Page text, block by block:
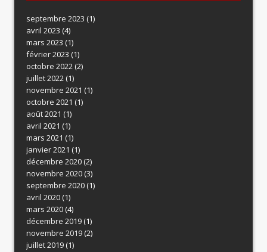
septembre 2023 (1)
avril 2023 (4)
mars 2023 (1)
février 2023 (1)
octobre 2022(2)
juillet 2022(1)
novembre 2021 (1)
octobre 2021 (1)
août 2021 (1)
avril 2021 (1)
mars 2021 (1)
janvier 2021 (1)
décembre 2020(2)
novembre 2020(3)
septembre 2020(1)
avril 2020(1)
mars 2020(4)
décembre 2019(1)
novembre 2019(2)
juillet 2019(1)